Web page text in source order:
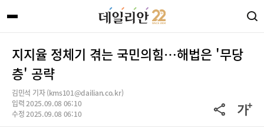
지지율 정체기 겪는 국민의힘…해법은 '무당
층' 공략
김민석 기자 (kms101@dailian.co.kr)
입력 2025.09.08 06:10
수정 2025.09.08 06:10